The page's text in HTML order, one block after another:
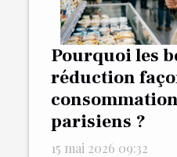
Pourquoi les
réduction
parisiens ?
15 mai 2026 09:32